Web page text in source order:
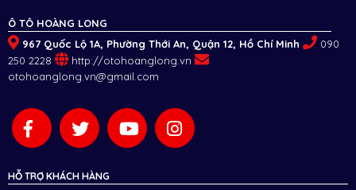
Ô TÔ HOÀNG LONG
967 Quốc Lộ 1A, Phường Thới An, Quận 12, Hồ Chí Minh
090
250 2228
http://otohoanglong.vn
otohoanglong.vn@gmail.com
HỖ TRỢ KHÁCH HÀNG